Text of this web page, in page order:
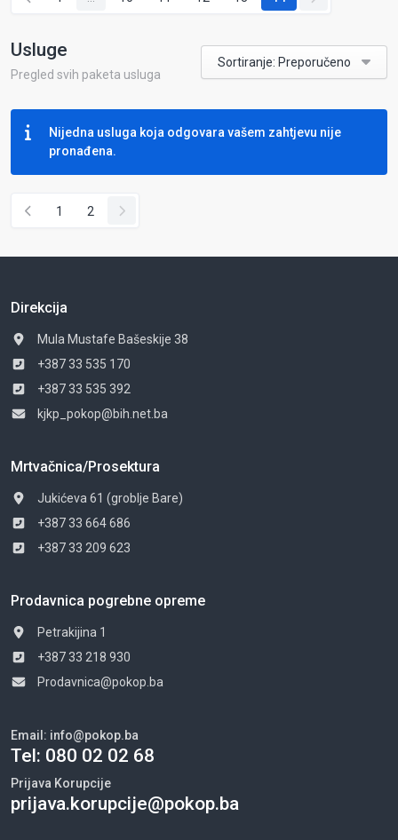
Usluge
Pregled svih paketa usluga
Sortiranje: Preporučeno
Nijedna usluga koja odgovara vašem zahtjevu nije
pronađena.
1 2
Direkcija
Mula Mustafe Bašeskije 38
+387 33 535 170
+387 33 535 392
kjkp_pokop@bih.net.ba
Mrtvačnica/Prosektura
Jukićeva 61 (groblje Bare)
+387 33 664 686
+387 33 209 623
Prodavnica pogrebne opreme
Petrakijina 1
+387 33 218 930
Prodavnica@pokop.ba
Email: info@pokop.ba
Tel: 080 02 02 68
Prijava Korupcije
prijava.korupcije@pokop.ba